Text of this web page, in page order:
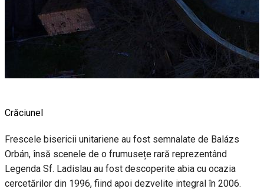
Crăciunel
Frescele bisericii unitariene au fost semnalate de Balázs
Orbán, însă scenele de o frumusețe rară reprezentând
Legenda Sf. Ladislau au fost descoperite abia cu ocazia
cercetărilor din 1996, fiind apoi dezvelite integral în 2006.